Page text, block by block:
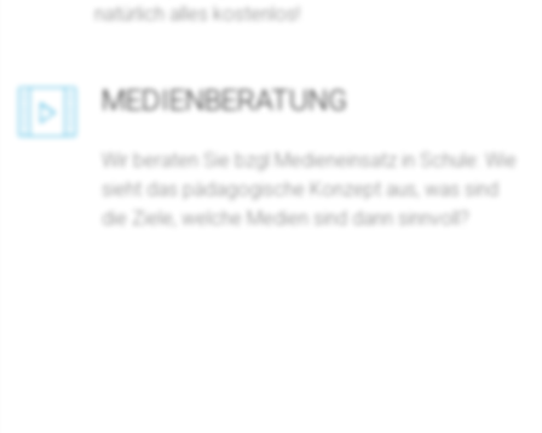
natürlich alles kostenlos!
MEDIENBERATUNG
Wir beraten Sie bzgl Medieneinsatz in Schule: Wie
sieht das pädagogische Konzept aus, was sind
die Ziele, welche Medien sind dann sinnvoll?